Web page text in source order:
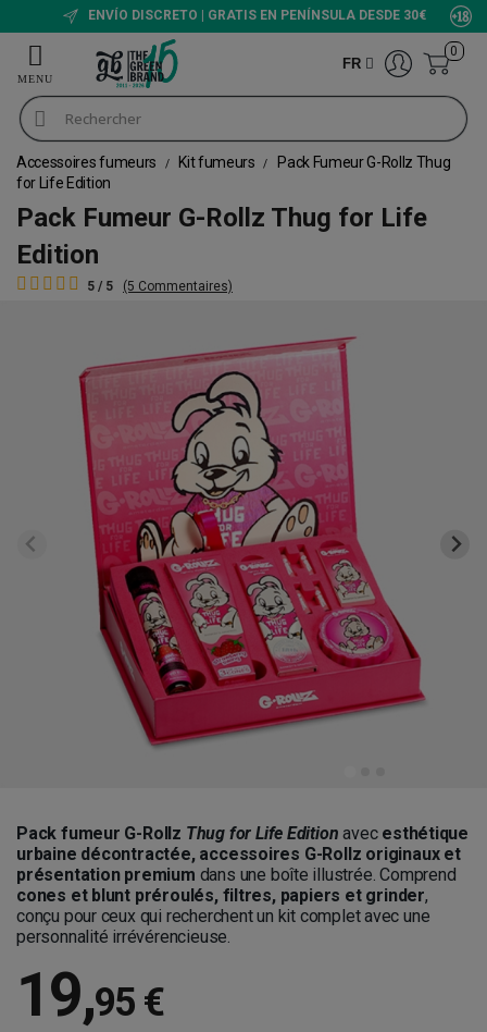
ENVÍO DISCRETO | GRATIS EN PENÍNSULA DESDE 30€
FR
0
Accessoires fumeurs Kit fumeurs
Pack Fumeur G-Rollz Thug
for Life Edition
Pack Fumeur G-Rollz Thug for Life
Edition
5 / 5 (5 Commentaires)
Pack fumeur G-Rollz Thug for Life Edition avec esthétique
urbaine décontractée, accessoires G-Rollz originaux et
présentation premium dans une boîte illustrée. Comprend
cones et blunt préroulés, filtres, papiers et grinder,
conçu pour ceux qui recherchent un kit complet avec une
personnalité irrévérencieuse.
19,95 €